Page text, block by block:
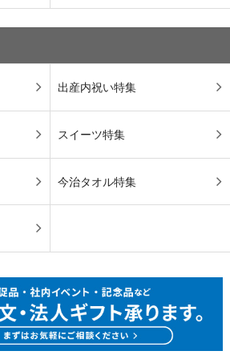
出産内祝い特集
スイーツ特集
今治タオル特集